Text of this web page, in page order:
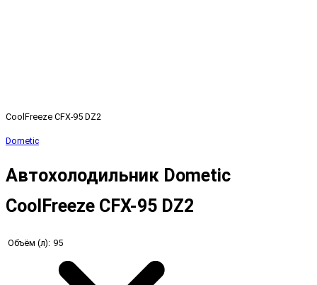
CoolFreeze CFX-95 DZ2
Dometic
Автохолодильник Dometic
CoolFreeze CFX-95 DZ2
Объём (л): 95